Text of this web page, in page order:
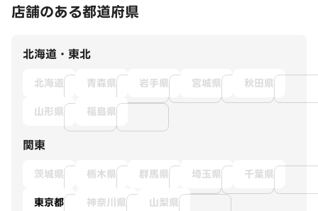
店舗のある都道府県
北海道・東北
北海道 青森県 岩手県 宮城県
秋田県
山形県
福島県
関東
茨城県 栃木県 群馬県 埼玉県
千葉県
東京都
神奈川県 山梨県